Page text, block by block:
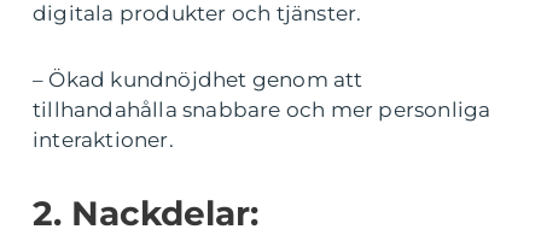
digitala produkter och tjänster.
– Ökad kundnöjdhet genom att
tillhandahålla snabbare och mer personliga
interaktioner.
2. Nackdelar: